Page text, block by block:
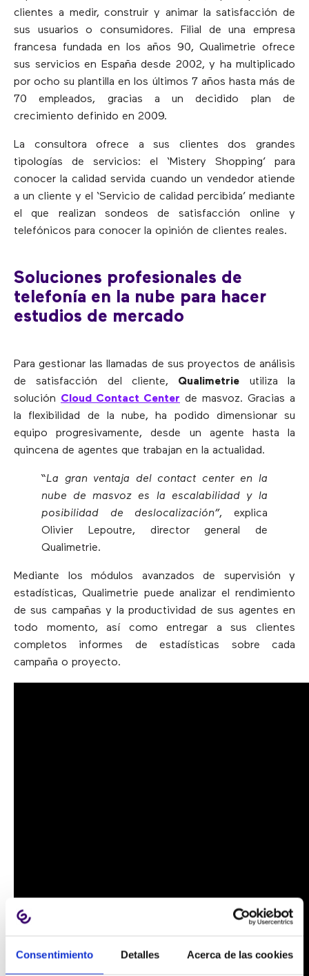
Consentimiento Detalles Acerca de las cookies
clientes a medir, construir y animar la satisfacción de
sus usuarios o consumidores. Filial de una empresa
francesa fundada en los años 90, Qualimetrie ofrece
sus servicios en España desde 2002, y ha multiplicado
por ocho su plantilla en los últimos 7 años hasta más de
70 empleados, gracias a un decidido plan de
crecimiento definido en 2009.
La consultora ofrece a sus clientes dos grandes
tipologías de servicios: el ‘Mistery Shopping’ para
conocer la calidad servida cuando un vendedor atiende
a un cliente y el ‘Servicio de calidad percibida’ mediante
el que realizan sondeos de satisfacción online y
telefónicos para conocer la opinión de clientes reales.
Soluciones profesionales de
telefonía en la nube para hacer
estudios de mercado
Para gestionar las llamadas de sus proyectos de análisis
de satisfacción del cliente, Qualimetrie utiliza la
solución Cloud Contact Center de masvoz. Gracias a
la flexibilidad de la nube, ha podido dimensionar su
equipo progresivamente, desde un agente hasta la
quincena de agentes que trabajan en la actualidad.
“La gran ventaja del contact center en la
nube de masvoz es la escalabilidad y la
posibilidad de deslocalización”, explica
Olivier Lepoutre, director general de
Qualimetrie.
Mediante los módulos avanzados de supervisión y
estadísticas, Qualimetrie puede analizar el rendimiento
de sus campañas y la productividad de sus agentes en
todo momento, así como entregar a sus clientes
completos informes de estadísticas sobre cada
campaña o proyecto.